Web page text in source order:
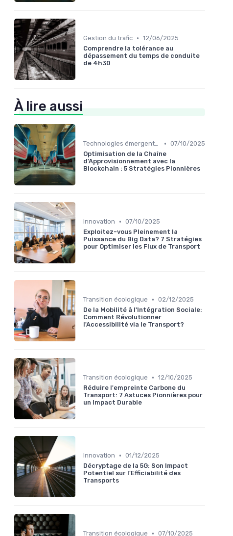
Gestion du trafic • 12/06/2025
Comprendre la tolérance au
dépassement du temps de conduite
de 4h30
À lire aussi
Technologies émergentes • 07/10/2025
Optimisation de la Chaîne
d'Approvisionnement avec la
Blockchain : 5 Stratégies Pionnières
Innovation • 07/10/2025
Exploitez-vous Pleinement la
Puissance du Big Data? 7 Stratégies
pour Optimiser les Flux de Transport
Transition écologique • 02/12/2025
De la Mobilité à l'Intégration Sociale:
Comment Révolutionner
l'Accessibilité via le Transport?
Transition écologique • 12/10/2025
Réduire l'empreinte Carbone du
Transport: 7 Astuces Pionnières pour
un Impact Durable
Innovation • 01/12/2025
Décryptage de la 5G: Son Impact
Potentiel sur l'Efficiabilité des
Transports
Transition écologique • 07/10/2025